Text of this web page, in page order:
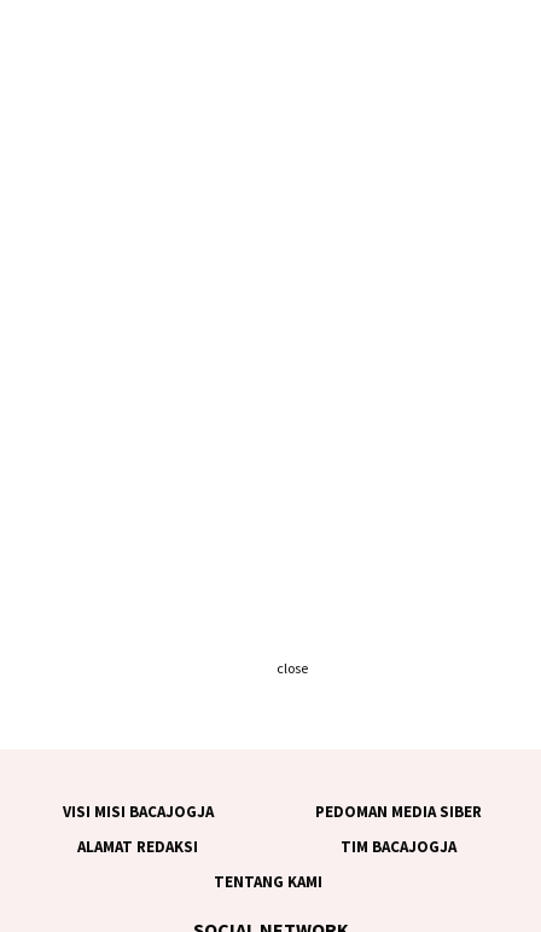
VISI MISI BACAJOGJA
PEDOMAN MEDIA SIBER
ALAMAT REDAKSI
TIM BACAJOGJA
TENTANG KAMI
close